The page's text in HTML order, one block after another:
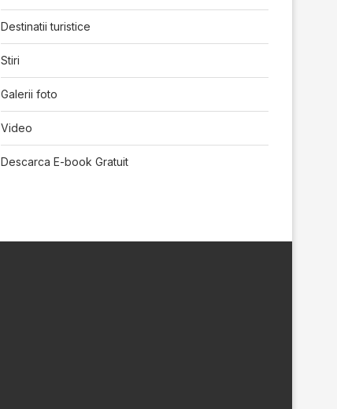
Destinatii turistice
Stiri
Galerii foto
Video
Descarca E-book Gratuit